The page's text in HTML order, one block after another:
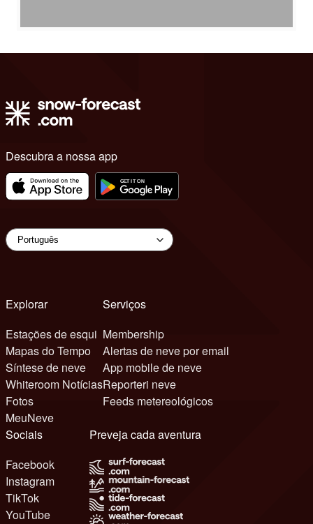
Descubra a nossa app
Explorar
Estações de esqui
Mapas do Tempo
Síntese de neve
Whiteroom Notícias
Fotos
MeuNeve
Serviços
Membership
Alertas de neve por email
App mobile de neve
Reporteri neve
Feeds metereológicos
Sociais
Facebook
Instagram
TikTok
YouTube
Preveja cada aventura